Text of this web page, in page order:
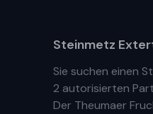
Steinmetz
Sie suchen einen
2 autorisierten
Der Theumaer